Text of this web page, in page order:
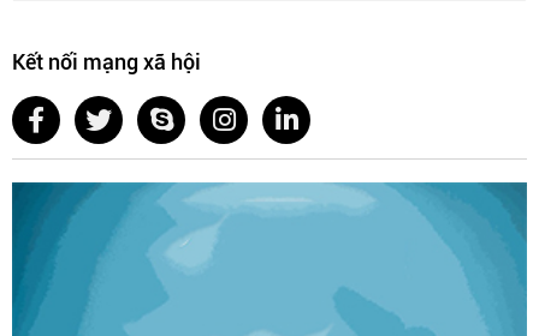
Kết nối mạng xã hội